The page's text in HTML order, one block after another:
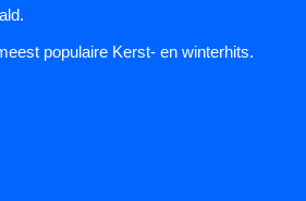
populaire Kerst- en winterhits.